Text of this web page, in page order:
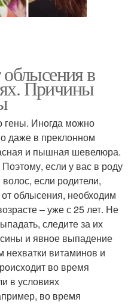
облысения в
Причины
гены. Иногда можно
даже в преклонном
и пышная шевелюра.
если у вас в роду
если родители,
облысения, необходим
– уже с 25 лет. Не
следите за их
и явное выпадение
нехватки витаминов и
во время
в условиях
во время